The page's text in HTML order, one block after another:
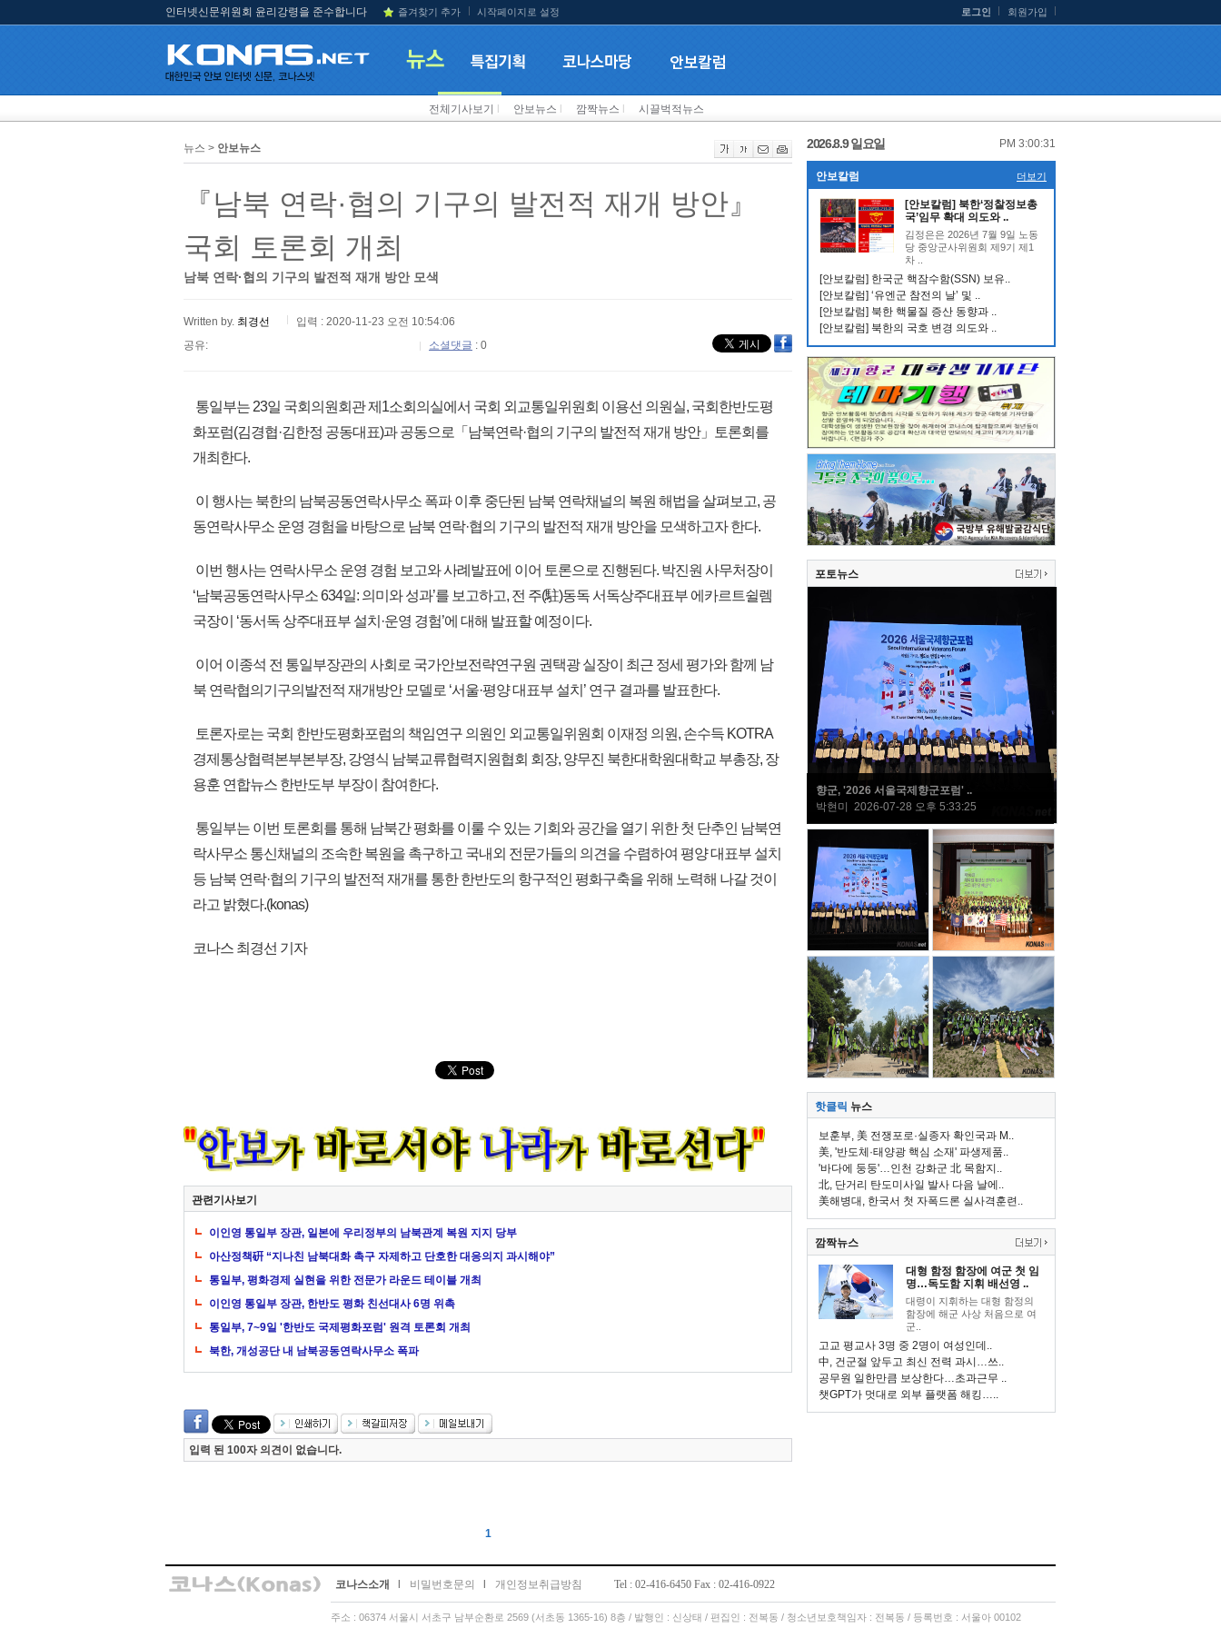
인터넷신문위원회 윤리강령을 준수합니다 즐겨찾기 추가 시작페이지로 설정 로그인 회원가입
전체기사보기 안보뉴스 깜짝뉴스 시끌벅적뉴스
뉴스 > 안보뉴스
『남북 연락·협의 기구의 발전적 재개 방안』
국회 토론회 개최
남북 연락·협의 기구의 발전적 재개 방안 모색
Written by. 최경선
입력 : 2020-11-23 오전 10:54:06
공유:
소셜댓글 : 0
통일부는 23일 국회의원회관 제1소회의실에서 국회 외교통일위원회 이용선 의원실, 국회한반도평
화포럼(김경협·김한정 공동대표)과 공동으로「남북연락·협의 기구의 발전적 재개 방안」토론회를
개최한다.
이 행사는 북한의 남북공동연락사무소 폭파 이후 중단된 남북 연락채널의 복원 해법을 살펴보고, 공
동연락사무소 운영 경험을 바탕으로 남북 연락·협의 기구의 발전적 재개 방안을 모색하고자 한다.
이번 행사는 연락사무소 운영 경험 보고와 사례발표에 이어 토론으로 진행된다. 박진원 사무처장이
‘남북공동연락사무소 634일: 의미와 성과’를 보고하고, 전 주(駐)동독 서독상주대표부 에카르트쉴렘
국장이 ‘동서독 상주대표부 설치·운영 경험’에 대해 발표할 예정이다.
이어 이종석 전 통일부장관의 사회로 국가안보전략연구원 권택광 실장이 최근 정세 평가와 함께 남
북 연락협의기구의발전적 재개방안 모델로 ‘서울·평양 대표부 설치’ 연구 결과를 발표한다.
토론자로는 국회 한반도평화포럼의 책임연구 의원인 외교통일위원회 이재정 의원, 손수득 KOTRA
경제통상협력본부본부장, 강영식 남북교류협력지원협회 회장, 양무진 북한대학원대학교 부총장, 장
용훈 연합뉴스 한반도부 부장이 참여한다.
통일부는 이번 토론회를 통해 남북간 평화를 이룰 수 있는 기회와 공간을 열기 위한 첫 단추인 남북연
락사무소 통신채널의 조속한 복원을 촉구하고 국내외 전문가들의 의견을 수렴하여 평양 대표부 설치
등 남북 연락·협의 기구의 발전적 재개를 통한 한반도의 항구적인 평화구축을 위해 노력해 나갈 것이
라고 밝혔다.(konas)
코나스 최경선 기자
관련기사보기
이인영 통일부 장관, 일본에 우리정부의 남북관계 복원 지지 당부
아산정책硏 “지나친 남북대화 촉구 자제하고 단호한 대응의지 과시해야”
통일부, 평화경제 실현을 위한 전문가 라운드 테이블 개최
이인영 통일부 장관, 한반도 평화 친선대사 6명 위촉
통일부, 7~9일 '한반도 국제평화포럼' 원격 토론회 개최
북한, 개성공단 내 남북공동연락사무소 폭파
입력 된 100자 의견이 없습니다.
1
2026.8.9 일요일 PM 3:00:31
안보칼럼 더보기
[안보칼럼] 북한‘정찰정보총
국’임무 확대 의도와 ..
김정은은 2026년 7월 9일 노동
당 중앙군사위원회 제9기 제1
차 ..
[안보칼럼] 한국군 핵잠수함(SSN) 보유..
[안보칼럼] ‘유엔군 참전의 날’ 및 ..
[안보칼럼] 북한 핵물질 증산 동향과 ..
[안보칼럼] 북한의 국호 변경 의도와 ..
포토뉴스
향군, '2026 서울국제향군포럼' ..
박현미 2026-07-28 오후 5:33:25
핫클릭 뉴스
보훈부, 美 전쟁포로·실종자 확인국과 M..
美, '반도체·태양광 핵심 소재' 파생제품..
'바다에 둥둥'…인천 강화군 北 목함지..
北, 단거리 탄도미사일 발사 다음 날에..
美해병대, 한국서 첫 자폭드론 실사격훈련..
깜짝뉴스
대형 함정 함장에 여군 첫 임
명…독도함 지휘 배선영 ..
대령이 지휘하는 대형 함정의
함장에 해군 사상 처음으로 여
군..
고교 평교사 3명 중 2명이 여성인데..
中, 건군절 앞두고 최신 전력 과시…쓰..
공무원 일한만큼 보상한다…초과근무 ..
챗GPT가 멋대로 외부 플랫폼 해킹…..
코나스소개 비밀번호문의 개인정보취급방침 Tel : 02-416-6450 Fax : 02-416-0922
주소 : 06374 서울시 서초구 남부순환로 2569 (서초동 1365-16) 8층 / 발행인 : 신상태 / 편집인 : 전복동 / 청소년보호책임자 : 전복동 / 등록번호 : 서울아 00102